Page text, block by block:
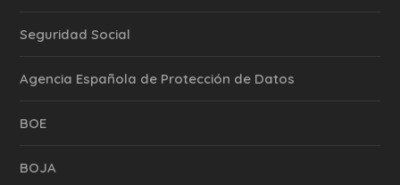
Seguridad Social
Agencia Española de Protección de Datos
BOE
BOJA